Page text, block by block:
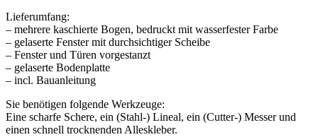
Lieferumfang:
– mehrere kaschierte Bogen, bedruckt mit wasserfester Farbe
– gelaserte Fenster mit durchsichtiger Scheibe
– Fenster und Türen vorgestanzt
– gelaserte Bodenplatte
– incl. Bauanleitung
Sie benötigen folgende Werkzeuge:
Eine scharfe Schere, ein (Stahl-) Lineal, ein (Cutter-) Messer und
einen schnell trocknenden Alleskleber.